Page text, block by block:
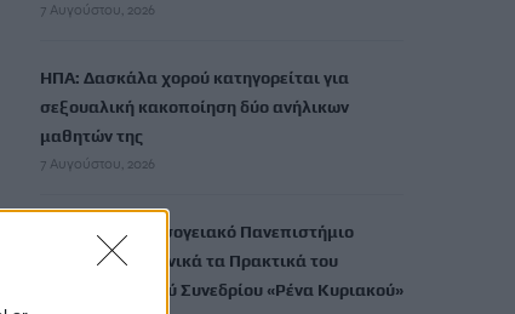
7 Αυγούστου, 2026
ΗΠΑ: Δασκάλα χορού κατηγορείται για
σεξουαλική κακοποίηση δύο ανήλικων
μαθητών της
7 Αυγούστου, 2026
Το Ελληνικό Μεσογειακό Πανεπιστήμιο
εκδίδει ηλεκτρονικά τα Πρακτικά του
Διεπιστημονικού Συνεδρίου «Ρένα Κυριακού»